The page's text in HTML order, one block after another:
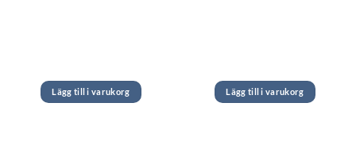
Lägg till i varukorg Lägg till i varukorg